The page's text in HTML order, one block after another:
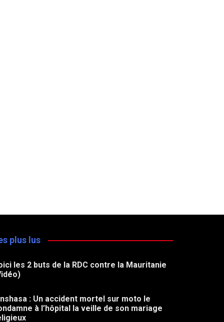
plus lus
les 2 buts de la RDC contre la Mauritanie
: Un accident mortel sur moto le
à l’hôpital la veille de son mariage